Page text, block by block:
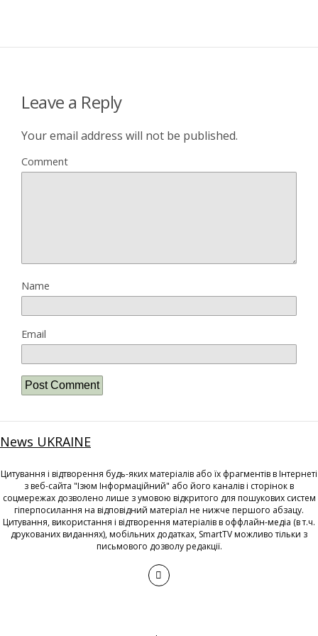
Leave a Reply
Your email address will not be published.
Comment
Name
Email
News UKRAINE
Цитування і відтворення будь-яких матеріалів або їх фрагментів в Інтернеті
з веб-сайта "Ізюм Інформаційний" або його каналів і сторінок в
соцмережах дозволено лише з умовою відкритого для пошукових систем
гіперпосилання на відповідний матеріал не нижче першого абзацу.
Цитування, використання і відтворення матеріалів в оффлайн-медіа (в т.ч.
друкованих виданнях), мобільних додатках, SmartTV можливо тільки з
письмового дозволу редакції.